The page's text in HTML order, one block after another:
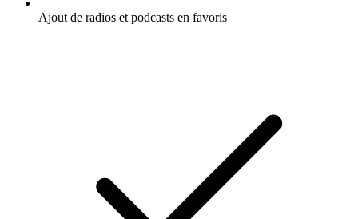
Ajout de radios et podcasts en favoris